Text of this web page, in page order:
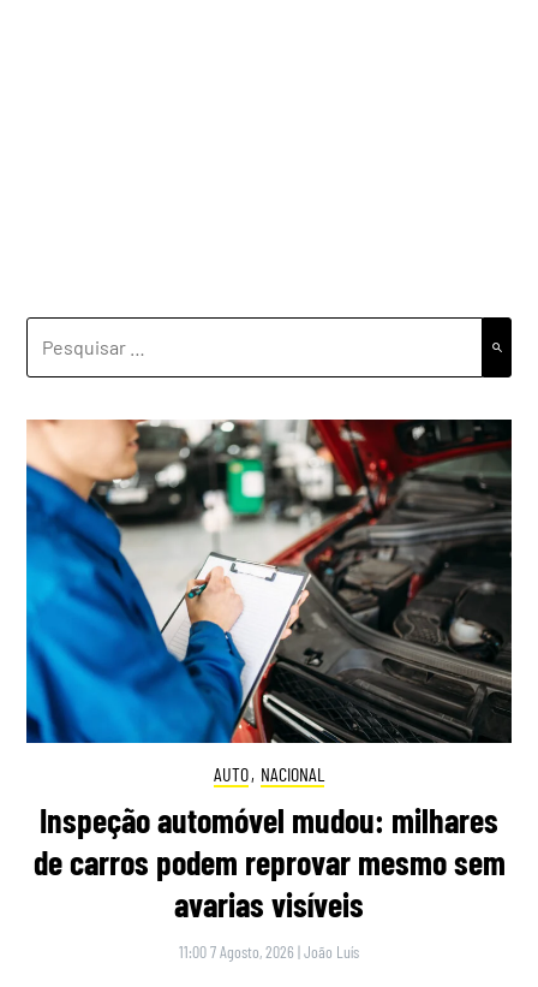
POR:
AUTO, NACIONAL
Inspeção automóvel mudou: milhares
de carros podem reprovar mesmo sem
avarias visíveis
11:00 7 Agosto, 2026 |João Luís